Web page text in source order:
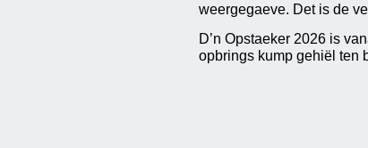
weergegaeve. Det is de
D’n Opstaeker 2026 is
opbrings kump gehiël ten